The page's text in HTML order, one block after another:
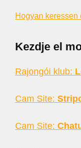
Hogyan keressen
Kezdje el
Rajongói klub:
Cam Site:
Cam Site: